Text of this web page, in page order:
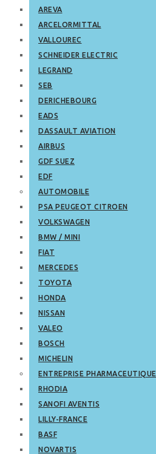
AREVA
ARCELORMITTAL
VALLOUREC
SCHNEIDER ELECTRIC
LEGRAND
SEB
DERICHEBOURG
EADS
DASSAULT AVIATION
AIRBUS
GDF SUEZ
EDF
AUTOMOBILE
PSA PEUGEOT CITROEN
VOLKSWAGEN
BMW / MINI
FIAT
MERCEDES
TOYOTA
HONDA
NISSAN
VALEO
BOSCH
MICHELIN
ENTREPRISE PHARMACEUTIQUE
RHODIA
SANOFI AVENTIS
LILLY-FRANCE
BASF
NOVARTIS